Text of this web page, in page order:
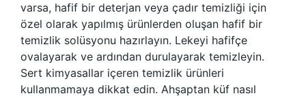
varsa, hafif bir deterjan veya çadır temizliği için
özel olarak yapılmış ürünlerden oluşan hafif bir
temizlik solüsyonu hazırlayın. Lekeyi hafifçe
ovalayarak ve ardından durulayarak temizleyin.
Sert kimyasallar içeren temizlik ürünleri
kullanmamaya dikkat edin. Ahşaptan küf nasıl